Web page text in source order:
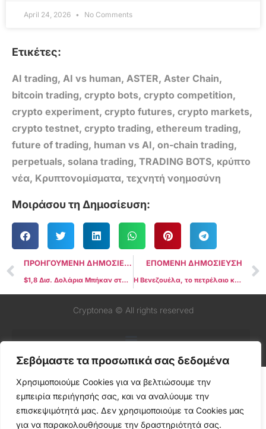
Σεβόμαστε τα προσωπικά σας δεδομένα
Χρησιμοποιούμε Cookies για να βελτιώσουμε την
εμπειρία περιήγησής σας, και να αναλύουμε την
επισκεψιμότητά μας. Δεν χρησιμοποιούμε τα Cookies μας
για να παρακολουθήσουμε την δραστηριότητά σας.
April 24, 2026 No Comments
Ετικέτες:
AI trading, AI vs human, ASTER, Aster Chain,
bitcoin trading, crypto bots, crypto competition,
crypto experiment, crypto futures, crypto markets,
crypto testnet, crypto trading, ethereum trading,
future of trading, human vs AI, on-chain trading,
perpetuals, solana trading, TRADING BOTS, κρύπτο
νέα, Κρυπτονομίσματα, τεχνητή νοημοσύνη
Μοιράσου τη Δημοσίευση:
ΠΡΟΗΓΟΥΜΕΝΗ ΔΗΜΟΣΙΕΥΣΗ
$1,8 Δισ. Δολάρια Μπήκαν στα Bitcoin ETFs σε 4 Μέρες – Τι Δείχνει το «Σιωπηλό» Ράλι των Θεσμικών
ΕΠΟΜΕΝΗ ΔΗΜΟΣΙΕΥΣΗ
Η Βενεζουέλα, το πετρέλαιο και το Bitcoin: Μπορεί να αλλάξει το κόστος του mining ή είναι απλά ένας ακόμη μύθος;
Cryptonea © All rights reserved